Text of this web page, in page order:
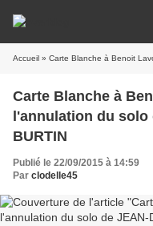
Accueil » Carte Blanche à Benoit Lavollée
Carte Blanche à
l'annulation du solo
BURTIN
Publié le 22/09/2015 à 14:59
Par clodelle45